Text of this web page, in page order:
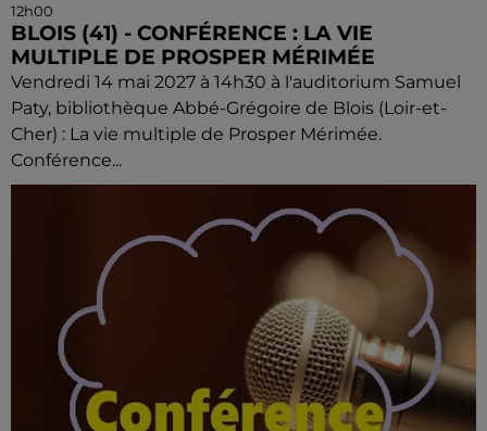
12h00
BLOIS (41) - CONFÉRENCE : LA VIE
MULTIPLE DE PROSPER MÉRIMÉE
Vendredi 14 mai 2027 à 14h30 à l'auditorium Samuel
Paty, bibliothèque Abbé-Grégoire de Blois (Loir-et-
Cher) : La vie multiple de Prosper Mérimée.
Conférence...